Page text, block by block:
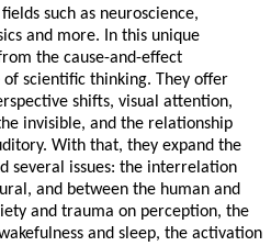
such as neuroscience,
and more. In this unique
the cause-and-effect
scientific thinking. They offer
shifts, visual attention,
invisible, and the relationship
With that, they expand the
several issues: the interrelation
and between the human and
and trauma on perception, the
and sleep, the activation